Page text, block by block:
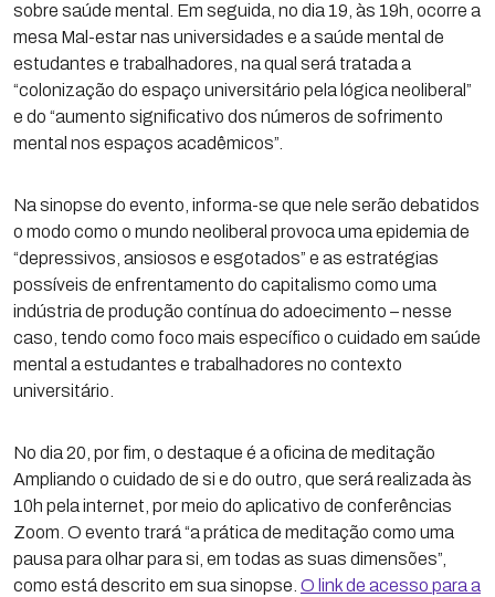
sobre saúde mental. Em seguida, no dia 19, às 19h, ocorre a
mesa Mal-estar nas universidades e a saúde mental de
estudantes e trabalhadores, na qual será tratada a
“colonização do espaço universitário pela lógica neoliberal”
e do “aumento significativo dos números de sofrimento
mental nos espaços acadêmicos”.
Na sinopse do evento, informa-se que nele serão debatidos
o modo como o mundo neoliberal provoca uma epidemia de
“depressivos, ansiosos e esgotados” e as estratégias
possíveis de enfrentamento do capitalismo como uma
indústria de produção contínua do adoecimento – nesse
caso, tendo como foco mais específico o cuidado em saúde
mental a estudantes e trabalhadores no contexto
universitário.
No dia 20, por fim, o destaque é a oficina de meditação
Ampliando o cuidado de si e do outro, que será realizada às
10h pela internet, por meio do aplicativo de conferências
Zoom. O evento trará “a prática de meditação como uma
pausa para olhar para si, em todas as suas dimensões”,
como está descrito em sua sinopse. O link de acesso para a